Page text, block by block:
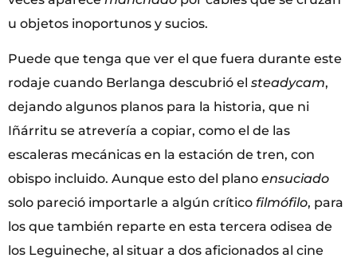
u objetos inoportunos y sucios.
Puede que tenga que ver el que fuera durante este
rodaje cuando Berlanga descubrió el steadycam,
dejando algunos planos para la historia, que ni
Iñárritu se atrevería a copiar, como el de las
escaleras mecánicas en la estación de tren, con
obispo incluido. Aunque esto del plano ensuciado
solo pareció importarle a algún crítico filmófilo, para
los que también reparte en esta tercera odisea de
los Leguineche, al situar a dos aficionados al cine